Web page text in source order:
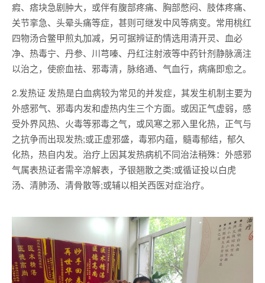
瘕、痞块急剧肿大，或伴有腹部疼痛、胸部憋闷、肢体疼痛、
关节挛急、头晕头痛等症，甚则可继发中风等病变。常用桃红
四物汤合鳖甲煎丸加减，另可据辨证酌情选用清开灵、血必
净、热毒宁、丹参、川芎嗪、丹红注射液等中药针剂静脉滴注
以治之，使瘀血祛、邪毒清，脉络通、气血行，病痛即愈之。
2.发热证 发热是白血病较为常见的并发症，其发生机制主要为
外感邪气、邪毒内发和虚热内生三个方面。或因正气虚弱，感
受外界风热、火毒等邪毒之气，或风寒之邪入里化热，正气与
之抗争而出现发热;或正虚邪盛，毒邪内蕴，髓毒郁结，郁久
化热，热自内发。治疗上因其发热病机不同治法稍殊：外感邪
气属表热证者需辛凉解表，予银翘散之类;或循证投以白虎
汤、清肺汤、清骨散等;或辅以相关西医对症治疗。